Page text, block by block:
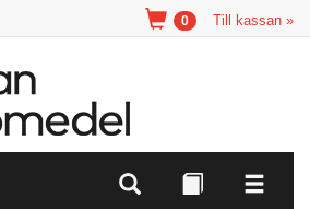
Till kassan »
0